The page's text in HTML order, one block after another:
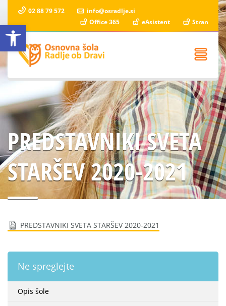
Open toolbar
02 88 79 572
info@osradlje.si
Office 365
eAsistent Stran
PREDSTAVNIKI SVETA
STARŠEV 2020-2021
PREDSTAVNIKI SVETA STARŠEV 2020-2021
Ne spreglejte
Opis šole